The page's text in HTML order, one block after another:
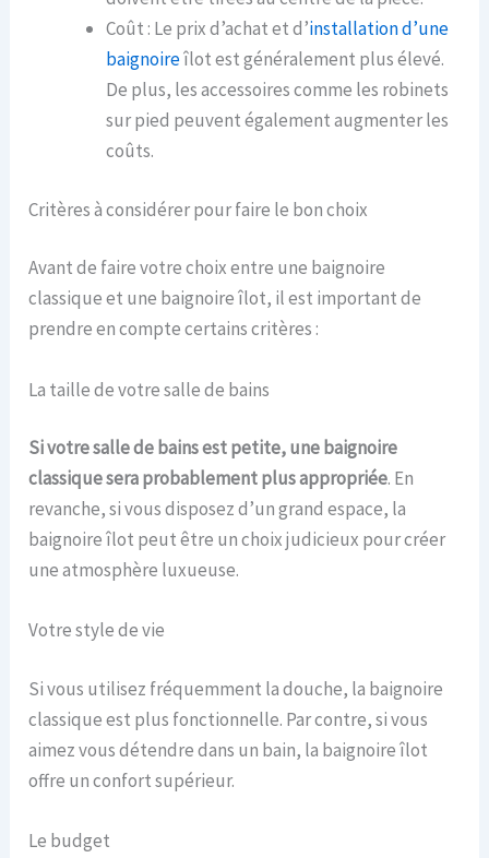
Coût : Le prix d’achat et d’installation d’une
baignoireîlot est généralement plus élevé.
De plus, les accessoires comme les robinets
sur pied peuvent également augmenter les
coûts.
Critères à considérer pour faire le bon choix
Avant de faire votre choix entre une baignoire
classique et une baignoire îlot, il est important de
prendre en compte certains critères :
La taille de votre salle de bains
Si votre salle de bains est petite, une baignoire
classique sera probablement plus appropriée. En
revanche, si vous disposez d’un grand espace, la
baignoire îlot peut être un choix judicieux pour créer
une atmosphère luxueuse.
Votre style de vie
Si vous utilisez fréquemment la douche, la baignoire
classique est plus fonctionnelle. Par contre, si vous
aimez vous détendre dans un bain, la baignoire îlot
offre un confort supérieur.
Le budget